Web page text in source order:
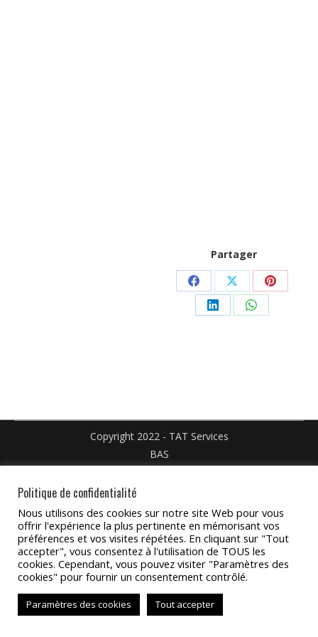
Partager
Partager
sur
Partager
sur
Partager
PartagerPartager
Copyright 2022 - TAT Services
BAS
Politique de confidentialité
Nous utilisons des cookies sur notre site Web pour vous
offrir l'expérience la plus pertinente en mémorisant vos
préférences et vos visites répétées. En cliquant sur "Tout
accepter", vous consentez à l'utilisation de TOUS les
cookies. Cependant, vous pouvez visiter "Paramètres des
cookies" pour fournir un consentement contrôlé.
Paramètres des cookies Tout accepter